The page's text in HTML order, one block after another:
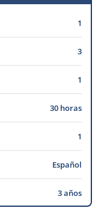
1
3
1
30 horas
1
Español
3 años